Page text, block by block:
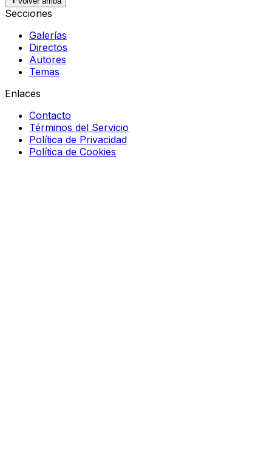
Secciones
Galerías
Directos
Autores
Temas
Enlaces
Contacto
Términos del Servicio
Política de Privacidad
Política de Cookies